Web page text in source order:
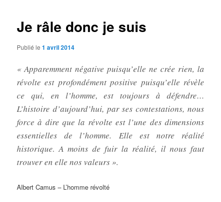
Je râle donc je suis
Publié le1 avril 2014
« Apparemment négative puisqu’elle ne crée rien, la
révolte est profondément positive puisqu’elle révèle
ce qui, en l’homme, est toujours à défendre…
L’histoire d’aujourd’hui, par ses contestations, nous
force à dire que la révolte est l’une des dimensions
essentielles de l’homme. Elle est notre réalité
historique. A moins de fuir la réalité, il nous faut
trouver en elle nos valeurs ».
Albert Camus – L’homme révolté